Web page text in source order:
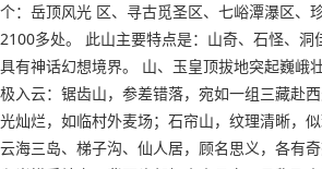
个：岳顶风光 区、寻古觅圣区、七峪潭瀑区、
2100多处。 此山主要特点是：山奇、石怪、洞
具有神话幻想境界。 山、玉皇顶拔地突起巍峨
极入云：锯齿山，参差错落，宛如一组三藏赴
光灿烂，如临村外麦场；石帘山，纹理清晰，
云海三岛、梯子沟、仙人居，顾名思义，各有